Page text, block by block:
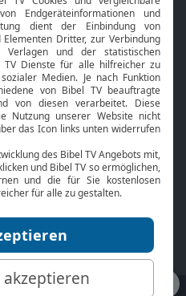
Smart TV
HbbTV
Bibelthek Online-Bibel
Nächster Gottesdienst
Service
Kontakt
TV-Empfang